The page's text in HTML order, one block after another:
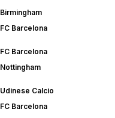
Birmingham
FC Barcelona
FC Barcelona
Nottingham
Udinese Calcio
FC Barcelona